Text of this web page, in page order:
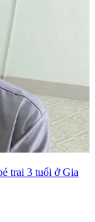
trai 3 tuổi ở Gia